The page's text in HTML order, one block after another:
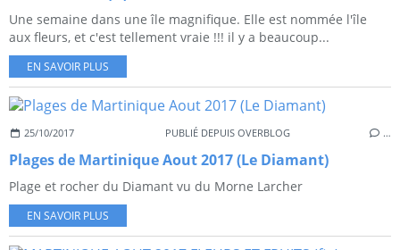
Une semaine dans une île magnifique. Elle est nommée l'île
aux fleurs, et c'est tellement vraie !!! il y a beaucoup...
EN SAVOIR PLUS
25/10/2017 PUBLIÉ DEPUIS OVERBLOG …
Plages de Martinique Aout 2017 (Le Diamant)
Plage et rocher du Diamant vu du Morne Larcher
EN SAVOIR PLUS